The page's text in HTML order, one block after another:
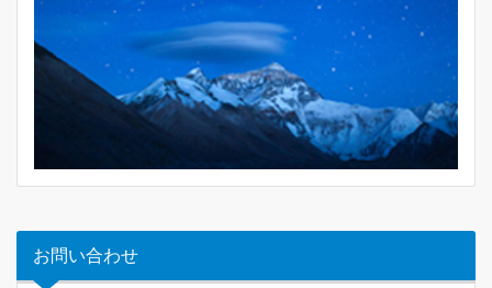
お問い合わせ